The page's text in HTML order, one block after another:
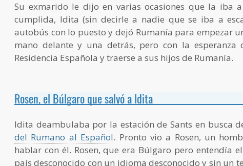
Su exmarido le dijo en varias ocasiones que la iba
cumplida, Idita (sin decirle a nadie que se iba a
autobús con lo puesto y dejó Rumanía para empezar
mano delante y una detrás, pero con la esperanza
Residencia Española y traerse a sus hijos de Rumanía.
Rosen, el Búlgaro que salvó a Idita
Idita deambulaba por la estación de Sants en busca
del Rumano al Español. Pronto vio a Rosen, un
hablar con él. Rosen, que era Búlgaro pero entendía
país desconocido con un idioma desconocido y sin un